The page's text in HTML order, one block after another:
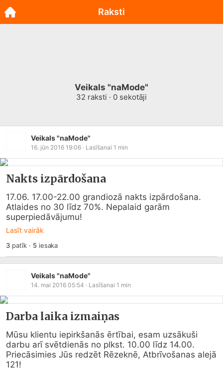
Veikals "naMode"
32 raksti · 0 sekotāji
Veikals "naMode"
16. jūn 2016 19:06 · Lasīšanai 1 min
Nakts izpārdošana
17.06. 17.00-22.00 grandiozā nakts izpārdošana.
Atlaides no 30 līdz 70%. Nepalaid garām
superpiedāvājumu!
Lasīt vairāk
3patīk · 5iesaka
Veikals "naMode"
14. mai 2016 05:54 · Lasīšanai 1 min
Darba laika izmaiņas
Mūsu klientu iepirkšanās ērtībai, esam uzsākuši
darbu arī svētdienās no plkst. 10.00 līdz 14.00.
Priecāsimies Jūs redzēt Rēzeknē, Atbrīvošanas alejā
121!
Raksti